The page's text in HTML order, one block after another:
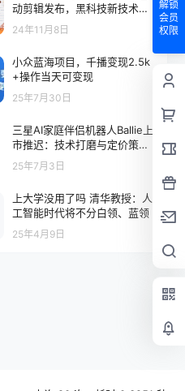
动剪辑发布，黑科技新技术与
爆款选品策略
24年11月8日
小众蓝海项目，千播变现2.5k
+操作当天可变现
25年7月30日
三星AI家庭伴侣机器人Ballie上
市推迟：技术打磨与定价策略
成关键变量
25年7月3日
上大学没用了吗 清华教授：人
工智能时代将不分白领、蓝领
25年4月9日
解锁
会员
权限